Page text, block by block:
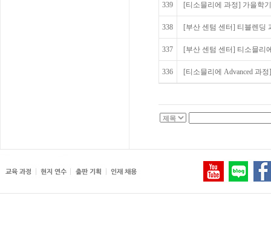
339 [티소믈리에 과정] 가을학
338 [부산 센텀 센터] 티블렌딩
337 [부산 센텀 센터] 티소믈리
336 [티소믈리에 Advanced 과